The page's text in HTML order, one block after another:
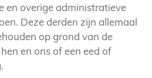
en overige administratieve
Deze derden zijn allemaal
op grond van de
en ons of een eed of